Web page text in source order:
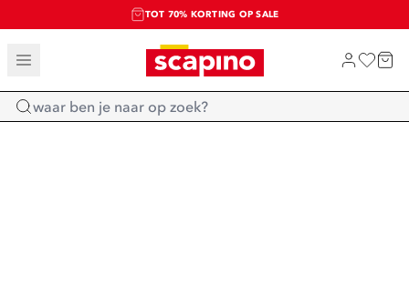
TOT 70% KORTING OP SALE
SALE: LAATSTE KANS!
SHOP NIEUW
Home